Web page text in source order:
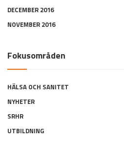
DECEMBER 2016
NOVEMBER 2016
Fokusområden
HÄLSA OCH SANITET
NYHETER
SRHR
UTBILDNING